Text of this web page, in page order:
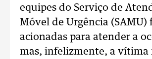
equipes do Serviço de
Móvel de Urgência (SAMU)
acionadas para atender a
mas, infelizmente, a vítima